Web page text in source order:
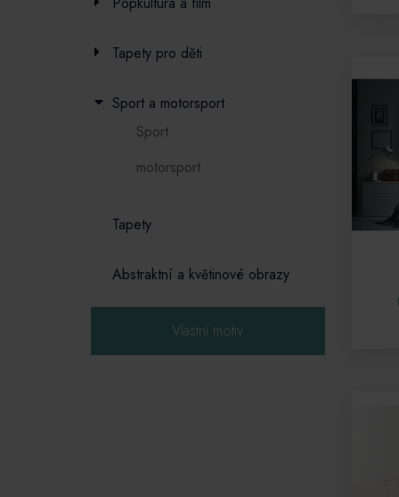
Tapety pro děti
Sport a motorsport
Sport
motorsport
Tapety
Abstraktní a květinové obrazy
Vlastní motiv